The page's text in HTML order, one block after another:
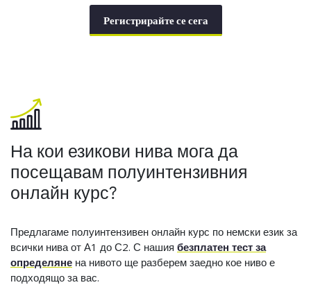
Регистрирайте се сега
На кои езикови нива мога да
посещавам полуинтензивния
онлайн курс?
Предлагаме полуинтензивен онлайн курс по немски език за
всички нива от А1 до С2. С нашия безплатен тест за
определяне на нивото ще разберем заедно кое ниво е
подходящо за вас.